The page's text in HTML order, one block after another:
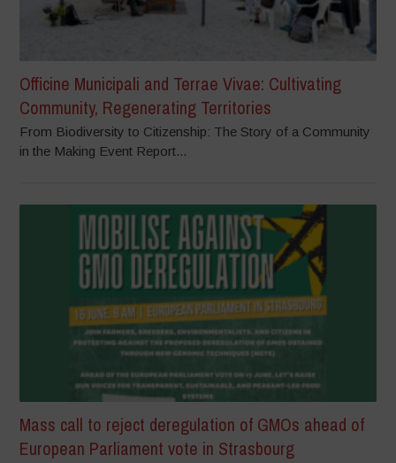
Officine Municipali and Terrae Vivae: Cultivating
Community, Regenerating Territories
From Biodiversity to Citizenship: The Story of a Community
in the Making Event Report...
Mass call to reject deregulation of GMOs ahead of
European Parliament vote in Strasbourg